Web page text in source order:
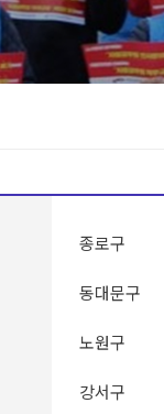
종로구
동대문구
노원구
강서구